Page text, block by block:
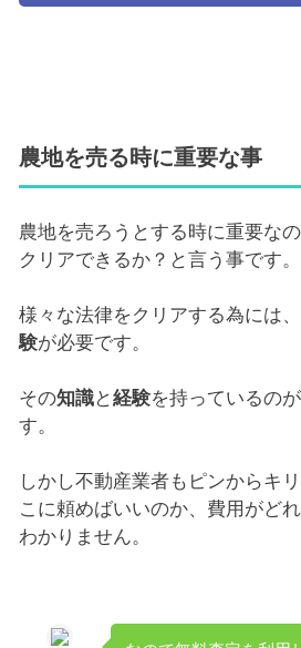
農地を売る時に重要な事
農地を売ろうとする時に重要な
クリアできるか？と言う事です。
様々な法律をクリアする為には
験が必要です。
その知識と経験を持っているの
す。
しかし不動産業者もピンからキ
こに頼めばいいのか、費用がど
わかりません。